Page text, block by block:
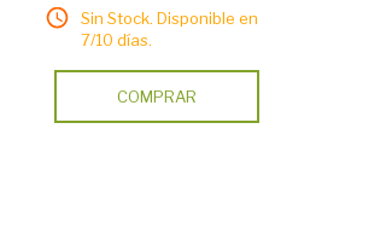
Sin Stock. Disponible en
7/10 días.
COMPRAR